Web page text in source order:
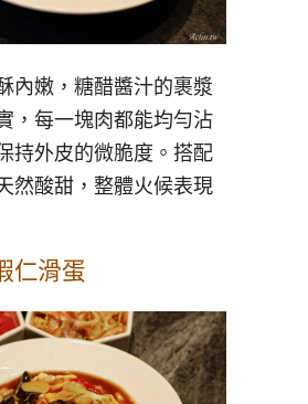
內嫩，糖醋醬汁的裹漿
，每一塊肉都能均勻沾
持外皮的微脆度。搭配
然酸甜，整體火候表現
仁滑蛋